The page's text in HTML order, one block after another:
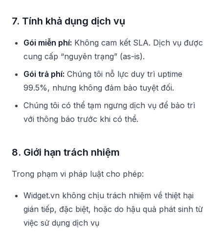
7. Tính khả dụng dịch vụ
Gói miễn phí: Không cam kết SLA. Dịch vụ được
cung cấp “nguyên trạng” (as-is).
Gói trả phí: Chúng tôi nỗ lực duy trì uptime
99.5%, nhưng không đảm bảo tuyệt đối.
Chúng tôi có thể tạm ngưng dịch vụ để bảo trì
với thông báo trước khi có thể.
8. Giới hạn trách nhiệm
Trong phạm vi pháp luật cho phép:
Widget.vn không chịu trách nhiệm về thiệt hại
gián tiếp, đặc biệt, hoặc do hậu quả phát sinh từ
việc sử dụng dịch vụ